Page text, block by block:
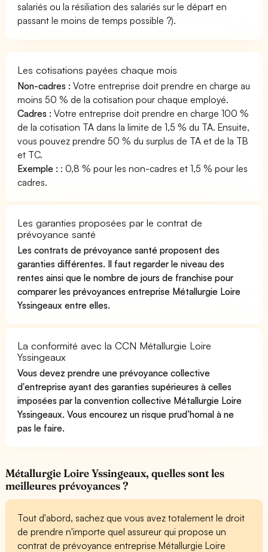
salariés ou la résiliation des salariés sur le départ en
passant le moins de temps possible ?).
Les cotisations payées chaque mois
Non-cadres : Votre entreprise doit prendre en charge au
moins 50 % de la cotisation pour chaque employé.
Cadres : Votre entreprise doit prendre en charge 100 %
de la cotisation TA dans la limite de 1,5 % du TA. Ensuite,
vous pouvez prendre 50 % du surplus de TA et de la TB
et TC.
Exemple : : 0,8 % pour les non-cadres et 1,5 % pour les
cadres.
Les garanties proposées par le contrat de
prévoyance santé
Les contrats de prévoyance santé proposent des
garanties différentes. Il faut regarder le niveau des
rentes ainsi que le nombre de jours de franchise pour
comparer les prévoyances entreprise Métallurgie Loire
Yssingeaux entre elles.
La conformité avec la CCN Métallurgie Loire
Yssingeaux
Vous devez prendre une prévoyance collective
d'entreprise ayant des garanties supérieures à celles
imposées par la convention collective Métallurgie Loire
Yssingeaux. Vous encourez un risque prud’homal à ne
pas le faire.
Métallurgie Loire Yssingeaux, quelles sont les
meilleures prévoyances ?
Tout d'abord, sachez que vous avez totalement le droit
de prendre n'importe quel assureur qui propose un
contrat de prévoyance entreprise Métallurgie Loire